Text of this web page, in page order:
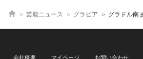
芸能ニュース グラビア グラドル南
会社概要 マイページ
お問い合わせ